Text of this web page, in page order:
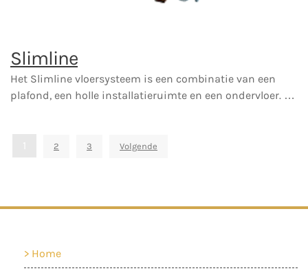
Slimline
Het Slimline vloersysteem is een combinatie van een
plafond, een holle installatieruimte en een ondervloer. …
Berichten
2 3 Volgende
Home